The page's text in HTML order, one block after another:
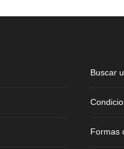
Buscar
Formas